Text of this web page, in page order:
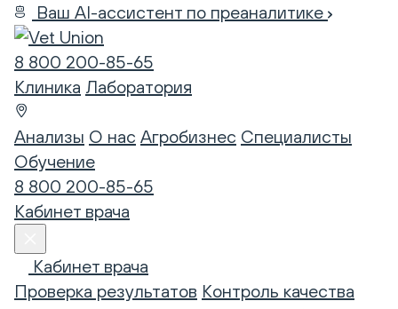
Ваш AI-ассистент по преаналитике
8 800 200-85-65
Клиника Лаборатория
Анализы О нас Агробизнес Специалисты
Обучение
8 800 200-85-65
Кабинет врача
Кабинет врача
Проверка результатов Контроль качества